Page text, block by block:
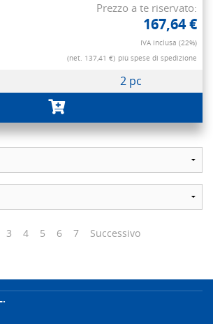
Prezzo a te riservato:
167,64 €
IVA inclusa (22%)
(net. 137,41 €) più spese di spedizione
2 pc
3 4 5 6 7 Successivo